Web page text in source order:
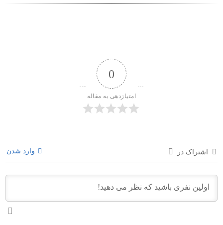
0
امتیازدهی به مقاله
اشتراک در وارد شدن